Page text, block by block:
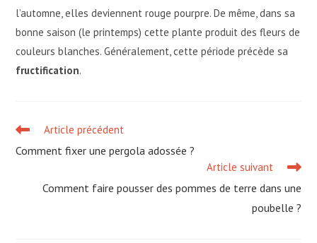
l’automne, elles deviennent rouge pourpre. De même, dans sa
bonne saison (le printemps) cette plante produit des fleurs de
couleurs blanches. Généralement, cette période précède sa
fructification.
Read
articles
Article précédent
Comment fixer une pergola adossée ?
Article suivant
Comment faire pousser des pommes de terre dans une
poubelle ?